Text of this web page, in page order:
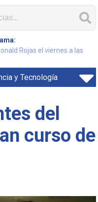
Rojas el viernes a las
y Tecnología
del
curso de